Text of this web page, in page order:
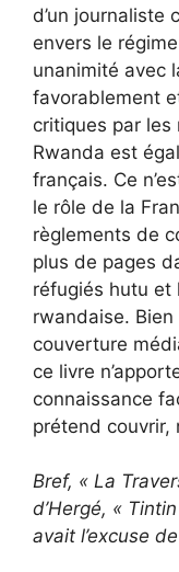
d’un journaliste
envers le
unanimité avec
favorablement
critiques par les
Rwanda est
français. Ce
le rôle de la
règlements de
plus de pages
réfugiés hutu et
rwandaise. Bien
couverture
ce livre
connaissance
prétend couvrir,
Bref, « La
d’Hergé, «
avait l’excuse